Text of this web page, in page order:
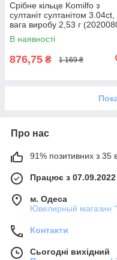
Срібне кільце Komilfo з
султаніт султанітом 3.04ct,
вага виробу 2,53 г
18 розмір 2.24, 18.5
В наявності
876,75 ₴ 1 169 ₴
Про нас
91% позитивних з 35
Працює з 07.09.2022
м. Одеса
Ювелирный магазин
Контакти
Сьогодні вихідний